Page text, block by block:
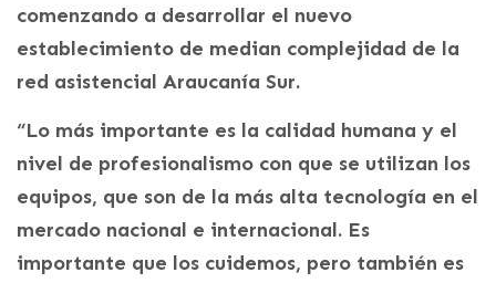
comenzando a desarrollar el nuevo
establecimiento de median complejidad de la
red asistencial Araucanía Sur.
“Lo más importante es la calidad humana y el
nivel de profesionalismo con que se utilizan los
equipos, que son de la más alta tecnología en el
mercado nacional e internacional. Es
importante que los cuidemos, pero también es